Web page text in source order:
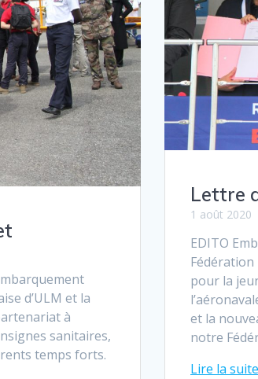
d’ULM et la
à
sanitaires,
temps forts.
Lettre
1 août 2020
EDITO
Fédération
pour la
et la
notre
Lire la suite